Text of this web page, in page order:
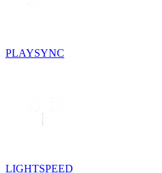
PLAYSYNC
LIGHTSPEED